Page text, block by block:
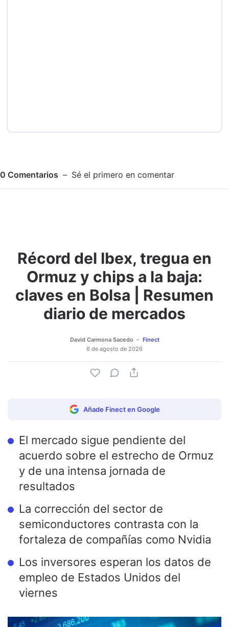
0 Comentarios Sé el primero en comentar
Adjuntar imagen Comentar
Récord del Ibex, tregua en
Ormuz y chips a la baja:
claves en Bolsa | Resumen
diario de mercados
David Carmona Sacedo
Finect
6 de agosto de 2026
Añade Finect en Google
El mercado sigue pendiente del
acuerdo sobre el estrecho de Ormuz
y de una intensa jornada de
resultados
La corrección del sector de
semiconductores contrasta con la
fortaleza de compañías como Nvidia
Los inversores esperan los datos de
empleo de Estados Unidos del
viernes